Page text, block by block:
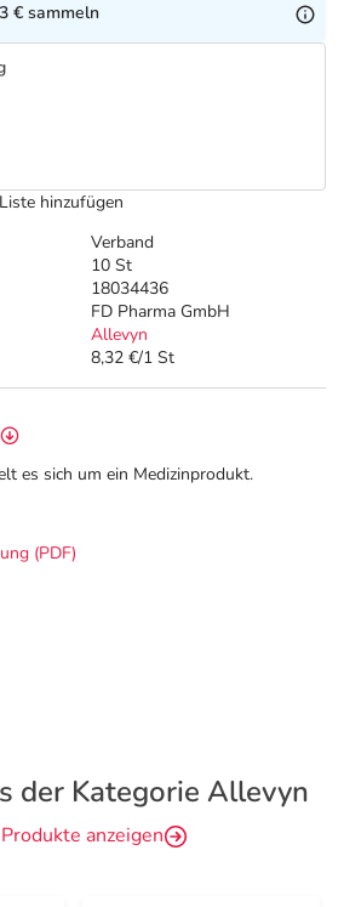
Verband
10 St
18034436
FD Pharma GmbH
Allevyn
8,32 €/1 St
€ sammeln
hinzufügen
es sich um ein Medizinprodukt.
(PDF)
der Kategorie Allevyn
anzeigen